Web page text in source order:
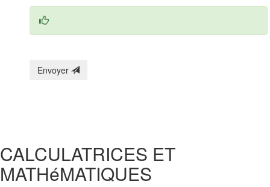
Envoyer
CALCULATRICES ET
MATHéMATIQUES